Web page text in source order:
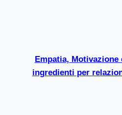
Empatia,
ingredienti per